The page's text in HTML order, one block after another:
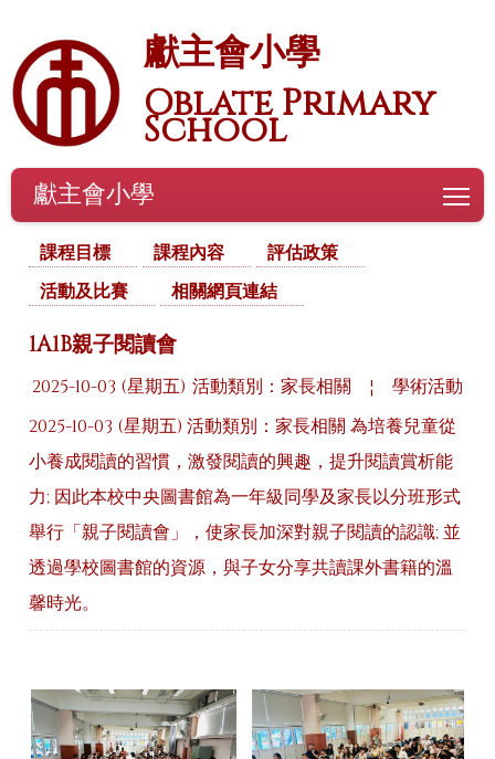
獻主會小學
Oblate Primary
School
獻主會小學
課程目標 課程內容
評估政策
活動及比賽
相關網頁連結
1A1B親子閱讀會
2025-10-03 (星期五) 活動類別：家長相關 ¦
學術活動
2025-10-03 (星期五) 活動類別：家長相關 為培養兒童從
小養成閱讀的習慣，激發閱讀的興趣，提升閱讀賞析能
力; 因此本校中央圖書館為一年級同學及家長以分班形式
舉行「親子閱讀會」，使家長加深對親子閱讀的認識; 並
透過學校圖書館的資源，與子女分享共讀課外書籍的溫
馨時光。